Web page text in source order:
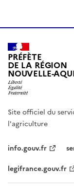
PRÉFÈTE
DE LA RÉGION
NOUVELLE-
Site officiel du
l'agriculture
info.gouv.fr
legifrance.gouv.fr